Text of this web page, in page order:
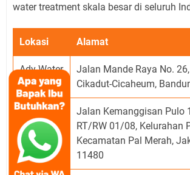
water treatment skala besar di seluruh
Lokasi Alamat
Ady Water
Bandung
Jalan Mande Raya No.
Cikadut-Cicaheum,
Ady Water
Jakarta
Barat
Jalan Kemanggisan Pulo
RT/RW 01/08, Kelurahan
Kecamatan Pal Merah,
11480